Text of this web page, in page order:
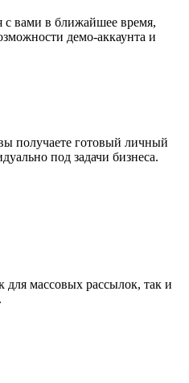
с вами в ближайшее время,
демо-аккаунта и
получаете готовый личный
под задачи бизнеса.
массовых рассылок, так и